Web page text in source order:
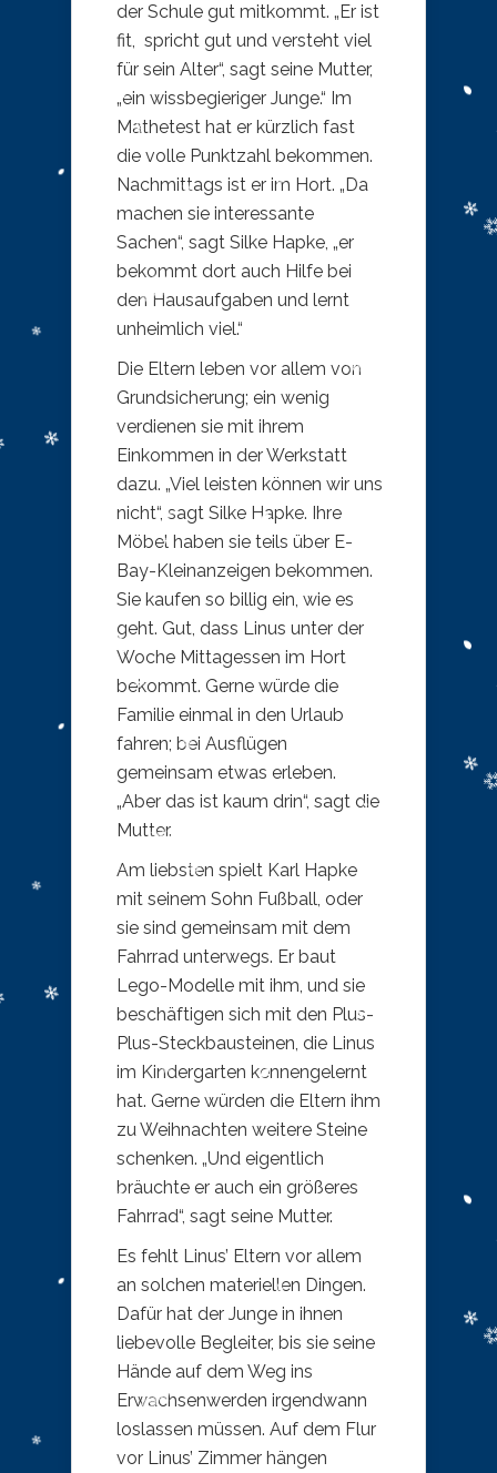
der Schule gut mitkommt. „Er ist
fit, spricht gut und versteht viel
für sein Alter“, sagt seine Mutter,
„ein wissbegieriger Junge.“ Im
Mathetest hat er kürzlich fast
die volle Punktzahl bekommen.
Nachmittags ist er im Hort. „Da
machen sie interessante
Sachen“, sagt Silke Hapke, „er
bekommt dort auch Hilfe bei
den Hausaufgaben und lernt
unheimlich viel.“
Die Eltern leben vor allem von
Grundsicherung; ein wenig
verdienen sie mit ihrem
Einkommen in der Werkstatt
dazu. „Viel leisten können wir uns
nicht“, sagt Silke Hapke. Ihre
Möbel haben sie teils über E-
Bay-Kleinanzeigen bekommen.
Sie kaufen so billig ein, wie es
geht. Gut, dass Linus unter der
Woche Mittagessen im Hort
bekommt. Gerne würde die
Familie einmal in den Urlaub
fahren; bei Ausflügen
gemeinsam etwas erleben.
„Aber das ist kaum drin“, sagt die
Mutter.
Am liebsten spielt Karl Hapke
mit seinem Sohn Fußball, oder
sie sind gemeinsam mit dem
Fahrrad unterwegs. Er baut
Lego-Modelle mit ihm, und sie
beschäftigen sich mit den Plus-
Plus-Steckbausteinen, die Linus
im Kindergarten kennengelernt
hat. Gerne würden die Eltern ihm
zu Weihnachten weitere Steine
schenken. „Und eigentlich
bräuchte er auch ein größeres
Fahrrad“, sagt seine Mutter.
Es fehlt Linus’ Eltern vor allem
an solchen materiellen Dingen.
Dafür hat der Junge in ihnen
liebevolle Begleiter, bis sie seine
Hände auf dem Weg ins
Erwachsenwerden irgendwann
loslassen müssen. Auf dem Flur
vor Linus’ Zimmer hängen